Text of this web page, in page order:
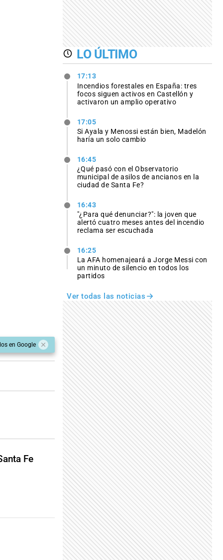
en Google
Fe
LO ÚLTIMO
17:13
Incendios forestales en España: tres
focos siguen activos en Castellón y
activaron un amplio operativo
17:05
Si Ayala y Menossi están bien, Madelón
haría un solo cambio
16:45
¿Qué pasó con el Observatorio
municipal de asilos de ancianos en la
ciudad de Santa Fe?
16:43
"¿Para qué denunciar?": la joven que
alertó cuatro meses antes del incendio
reclama ser escuchada
16:25
La AFA homenajeará a Jorge Messi con
un minuto de silencio en todos los
partidos
Ver todas las noticias